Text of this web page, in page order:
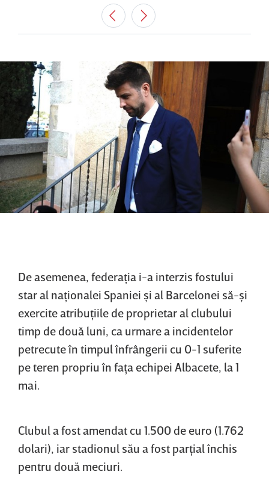
De asemenea, federaţia i-a interzis fostului
star al naţionalei Spaniei şi al Barcelonei să-şi
exercite atribuţiile de proprietar al clubului
timp de două luni, ca urmare a incidentelor
petrecute în timpul înfrângerii cu 0-1 suferite
pe teren propriu în faţa echipei Albacete, la 1
mai.
Clubul a fost amendat cu 1.500 de euro (1.762
dolari), iar stadionul său a fost parţial închis
pentru două meciuri.